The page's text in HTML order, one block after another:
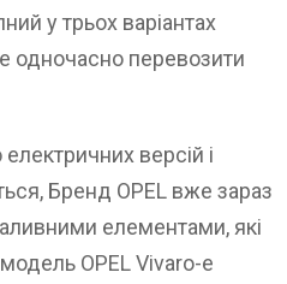
у трьох варіантах
одночасно перевозити
версій і
Бренд OPEL вже зараз
елементами, які
OPEL Vivaro-e